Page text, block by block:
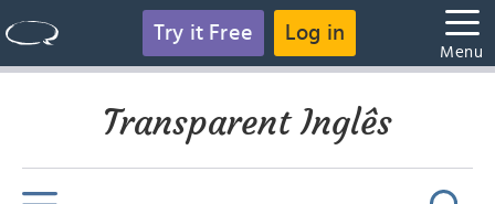
Try it Free Log in
Menu
Transparent Inglês